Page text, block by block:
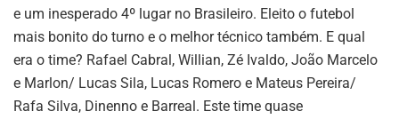
e um inesperado 4º lugar no Brasileiro. Eleito o futebol
mais bonito do turno e o melhor técnico também. E qual
era o time? Rafael Cabral, Willian, Zé Ivaldo, João Marcelo
e Marlon/ Lucas Sila, Lucas Romero e Mateus Pereira/
Rafa Silva, Dinenno e Barreal. Este time quase